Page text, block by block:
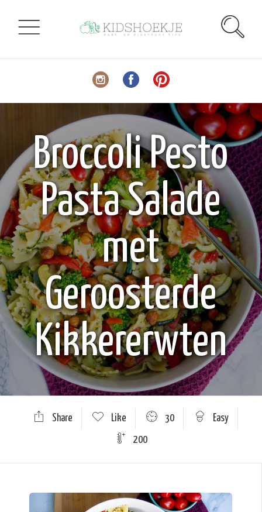
Broccoli Pesto
Pasta Salade
met
Geroosterde
Kikkererwten
Share Like 30 Easy
200